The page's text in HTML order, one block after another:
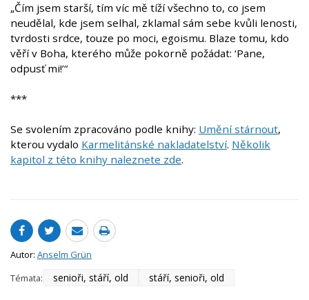
„Čím jsem starší, tím víc mě tíží všechno to, co jsem
neudělal, kde jsem selhal, zklamal sám sebe kvůli lenosti,
tvrdosti srdce, touze po moci, egoismu. Blaze tomu, kdo
věří v Boha, kterého může pokorně požádat: ‘Pane,
odpusť mi!’“
***
Se svolením zpracováno podle knihy: Umění stárnout,
kterou vydalo Karmelitánské nakladatelství. Několik
kapitol z této knihy naleznete zde.
Autor: Anselm Grün
Témata:
senioři, stáří, old stáří, senioři, old